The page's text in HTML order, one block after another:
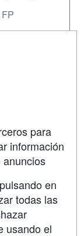
EN:
para
información
en
todas las
usando el